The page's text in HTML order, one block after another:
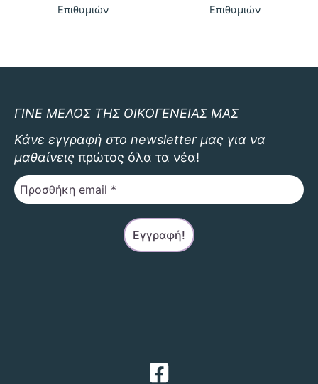
Επιθυμιών
Επιθυμιών
ΓΙΝΕ ΜΕΛΟΣ ΤΗΣ ΟΙΚΟΓΕΝΕΙΑΣ ΜΑΣ
Κάνε εγγραφή στο newsletter μας για να
μαθαίνεις πρώτος όλα τα νέα!